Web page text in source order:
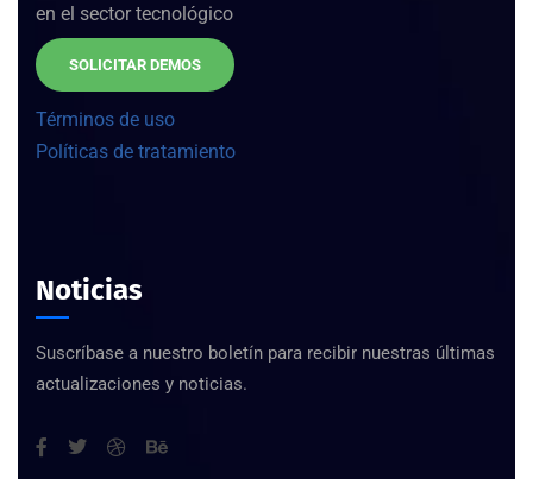
en el sector tecnológico
SOLICITAR DEMOS
Términos de uso
Políticas de tratamiento
Noticias
Suscríbase a nuestro boletín para recibir nuestras últimas
actualizaciones y noticias.